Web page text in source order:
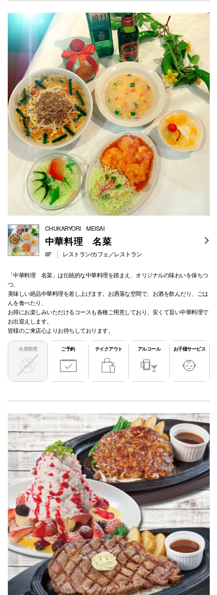
CHUKARYORI MEISAI
中華料理 名菜
8F レストラン/カフェ／レストラン
「中華料理 名菜」は伝統的な中華料理を踏まえ、オリジナルの味わいを保ちつ
つ、
美味しい絶品中華料理を差し上げます。お洒落な空間で、お酒を飲んだり、ごは
んを食べたり、
お得にお楽しみいただけるコースも各種ご用意しており、安くて旨い中華料理で
お出迎えします。
皆様のご来店心よりお待ちしております。
全席禁煙 ご予約 テイクアウト アルコール お子様サービス